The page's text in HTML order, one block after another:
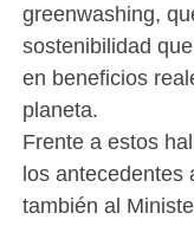
greenwashing,
sostenibilidad
en beneficios
planeta.
Frente a estos
los antecedentes
también al